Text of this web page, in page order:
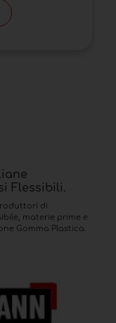
Flessibili.
di
materie prime e
Gomma Plastica.